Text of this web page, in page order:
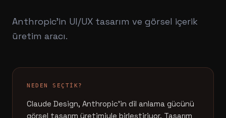
Anthropic'in UI/UX tasarım ve görsel içerik
üretim aracı.
NEDEN SEÇTIK?
Claude Design, Anthropic'in dil anlama gücünü
görsel tasarım üretimiyle birleştiriyor. Tasarım